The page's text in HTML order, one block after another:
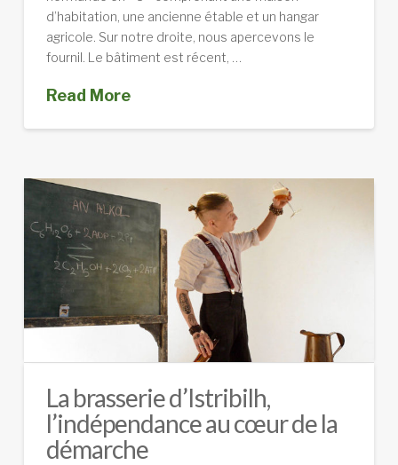
d’habitation, une ancienne étable et un hangar
agricole. Sur notre droite, nous apercevons le
fournil. Le bâtiment est récent, …
Read More
La brasserie d’Istribilh,
l’indépendance au cœur de la
démarche